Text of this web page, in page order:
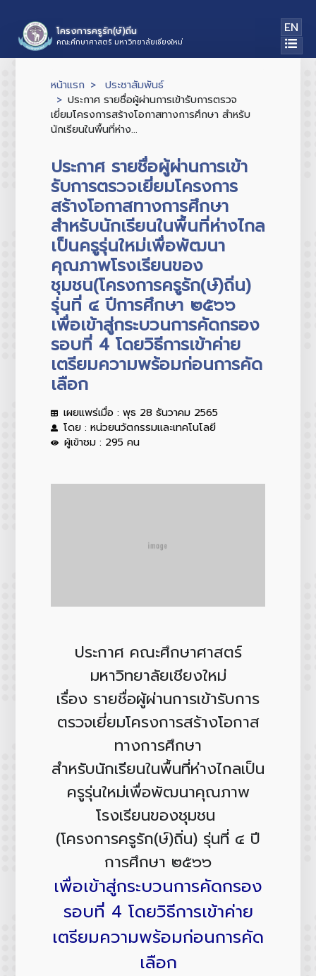
โครงการครูรัก(ษ์)ถิ่น
คณะศึกษาศาสตร์ มหาวิทยาลัยเชียงใหม่
EN
หน้าแรก
ประชาสัมพันธ์
ประกาศ รายชื่อผู้ผ่านการเข้ารับการตรวจ
เยี่ยมโครงการสร้างโอกาสทางการศึกษา สำหรับ
นักเรียนในพื้นที่ห่าง...
ประกาศ รายชื่อผู้ผ่านการเข้า
รับการตรวจเยี่ยมโครงการ
สร้างโอกาสทางการศึกษา
สำหรับนักเรียนในพื้นที่ห่างไกล
เป็นครูรุ่นใหม่เพื่อพัฒนา
คุณภาพโรงเรียนของ
ชุมชน(โครงการครูรัก(ษ์)ถิ่น)
รุ่นที่ ๔ ปีการศึกษา ๒๕๖๖
เพื่อเข้าสู่กระบวนการคัดกรอง
รอบที่ 4 โดยวิธีการเข้าค่าย
เตรียมความพร้อมก่อนการคัด
เลือก
เผยแพร่เมื่อ : พุธ 28 ธันวาคม 2565
โดย : หน่วยนวัตกรรมและเทคโนโลยี
ผู้เข้าชม : 295 คน
ประกาศ คณะศึกษาศาสตร์
มหาวิทยาลัยเชียงใหม่
เรื่อง รายชื่อผู้ผ่านการเข้ารับการ
ตรวจเยี่ยมโครงการสร้างโอกาส
ทางการศึกษา
สำหรับนักเรียนในพื้นที่ห่างไกลเป็น
ครูรุ่นใหม่เพื่อพัฒนาคุณภาพ
โรงเรียนของชุมชน
(โครงการครูรัก(ษ์)ถิ่น) รุ่นที่ ๔ ปี
การศึกษา ๒๕๖๖
เพื่อเข้าสู่กระบวนการคัดกรอง
รอบที่ 4 โดยวิธีการเข้าค่าย
เตรียมความพร้อมก่อนการคัด
เลือก